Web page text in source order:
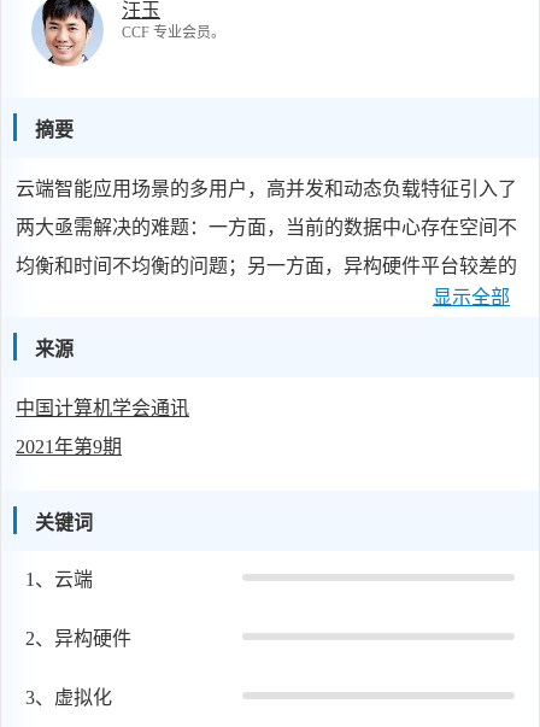
汪玉
CCF 专业会员。
摘要
云端智能应用场景的多用户，高并发和动态负载特征引入了
两大亟需解决的难题：一方面，当前的数据中心存在空间不
均衡和时间不均衡的问题；另一方面，异构硬件平台较差的
开发易用性不利于降低开发成本。为了解决上述难题，云端
数据中心引入了虚拟化这一项基本技术。本文将对云端智能
FPGA的多用户虚拟化共享技术和面向ASIC的多用户AI加速
器硬件架构设计。
显示全部
来源
中国计算机学会通讯
2021年第9期
关键词
1、 云端
2、 异构硬件
3、 虚拟化